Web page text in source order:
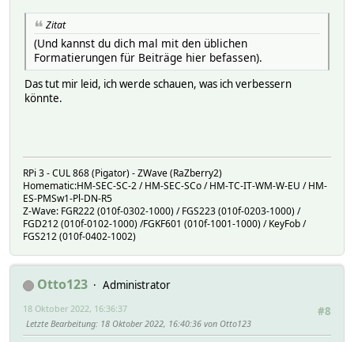
Zitat
(Und kannst du dich mal mit den üblichen
Formatierungen für Beiträge hier befassen).
Das tut mir leid, ich werde schauen, was ich verbessern
könnte.
RPi 3 - CUL 868 (Pigator) - ZWave (RaZberry2)
Homematic:HM-SEC-SC-2 / HM-SEC-SCo / HM-TC-IT-WM-W-EU / HM-
ES-PMSw1-Pl-DN-R5
Z-Wave: FGR222 (010f-0302-1000) / FGS223 (010f-0203-1000) /
FGD212 (010f-0102-1000) /FGKF601 (010f-1001-1000) / KeyFob /
FGS212 (010f-0402-1002)
Otto123
Administrator
#8
18 Oktober 2022, 16:36:37
Letzte Bearbeitung: 18 Oktober 2022, 16:40:36 von Otto123